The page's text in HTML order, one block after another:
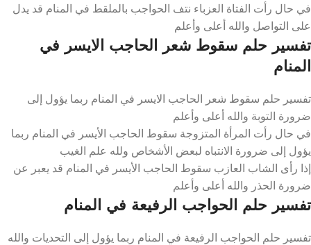
في حال رأت الفتاة العزباء نتف الحواجب بالملقط في المنام قد يدل
على التواصل والله أعلى وأعلم
تفسير حلم سقوط شعر الحاجب الايسر في
المنام
تفسير حلم سقوط شعر الحاجب الايسر في المنام ربما يؤول إلى
ضرورة التوبة والله أعلى وأعلم
في حال رأت المرأة المتزوجة سقوط الحاجب الأيسر في المنام ربما
يؤول إلى ضرورة الانتباه لبعض الأشخاص ولله علم الغيب
إذا رأى الشاب العازب سقوط الحاجب الأيسر في المنام قد يعبر عن
ضرورة الحذر والله أعلى وأعلم
تفسير حلم الحواجب الرفيعة في المنام
تفسير حلم الحواجب الرفيعة في المنام ربما يؤول إلى التحديات والله